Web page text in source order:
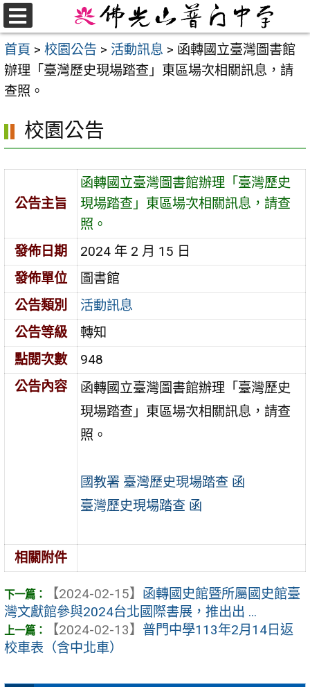
跳
至
主
要
內
首頁 > 校園公告 > 活動訊息 > 函轉國立臺灣圖書館
辦理「臺灣歷史現場踏查」東區場次相關訊息，請
查照。
校園公告
公告主旨
函轉國立臺灣圖書館辦理「臺灣歷史
現場踏查」東區場次相關訊息，請查
照。
發佈日期
2024 年 2 月 15 日
發佈單位
圖書館
公告類別
活動訊息
公告等級
轉知
點閱次數
948
公告內容
函轉國立臺灣圖書館辦理「臺灣歷史
現場踏查」東區場次相關訊息，請查
照。
國教署 臺灣歷史現場踏查 函
臺灣歷史現場踏查 函
相關附件
【2024-02-15】 函轉國史館暨所屬國史館臺
灣文獻館參與2024台北國際書展，推出出 ...
【2024-02-13】 普門中學113年2月14日返
校車表（含中北車）
選
單